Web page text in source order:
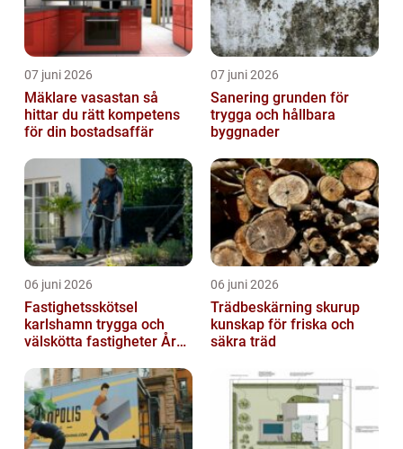
07 juni 2026
Mäklare vasastan så
hittar du rätt kompetens
för din bostadsaffär
07 juni 2026
Sanering grunden för
trygga och hållbara
byggnader
06 juni 2026
Fastighetsskötsel
karlshamn trygga och
välskötta fastigheter Året
06 juni 2026
Trädbeskärning skurup
kunskap för friska och
säkra träd